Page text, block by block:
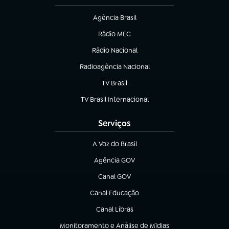
Agência Brasil
(abre em nova aba)
Rádio MEC
(abre em nova aba)
Rádio Nacional
Radioagência Nacional
(abre em nova aba)
TV Brasil
(abre em nova aba)
TV Brasil Internacional
(abre em nova aba)
Serviços
A Voz do Brasil
(abre em nova aba)
Agência GOV
(abre em nova aba)
Canal GOV
(abre em nova aba)
Canal Educação
(abre em nova aba)
Canal Libras
(abre em nova aba)
Monitoramento e Análise de Mídias